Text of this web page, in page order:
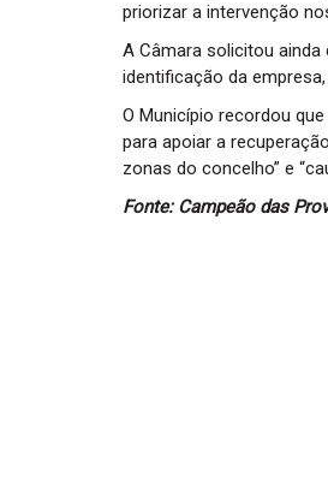
priorizar a intervenção
A Câmara solicitou
identificação da
O Município recordou
para apoiar a
zonas do concelho” e
Fonte: Campeão das